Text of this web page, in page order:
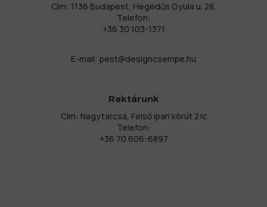
Cím: 1136 Budapest, Hegedűs Gyula u. 28.
Telefon:
+36 30 103-1371
E-mail: pest@designcsempe.hu
Raktárunk
Cím: Nagytarcsa, Felső ipari körút 2/c
Telefon:
+36 70 606-6897